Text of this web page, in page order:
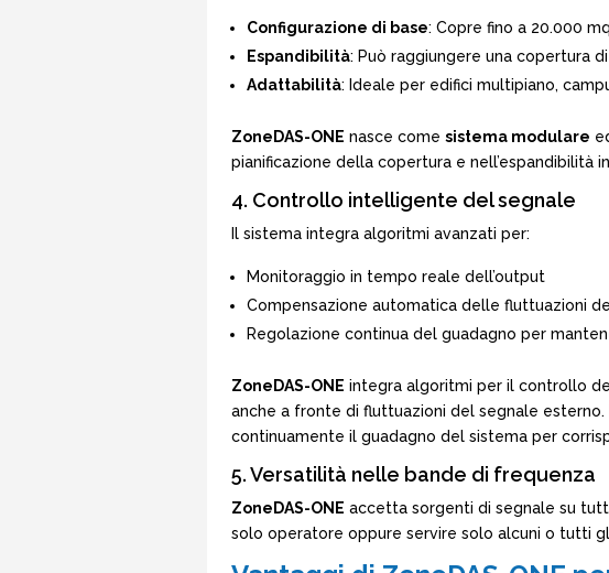
Configurazione di base: Copre fino a 20.000
Espandibilità: Può raggiungere una copertura
Adattabilità: Ideale per edifici multipiano,
ZoneDAS-ONE nasce come sistema modulare
pianificazione della copertura e nell’espandibilità
4. Controllo intelligente del segnale
Il sistema integra algoritmi avanzati per:
Monitoraggio in tempo reale dell’output
Compensazione automatica delle fluttuazioni
Regolazione continua del guadagno per
ZoneDAS-ONE integra algoritmi per il controllo
anche a fronte di fluttuazioni del segnale
continuamente il guadagno del sistema per
5. Versatilità nelle bande di frequenza
ZoneDAS-ONE accetta sorgenti di segnale su
solo operatore oppure servire solo alcuni o tutti